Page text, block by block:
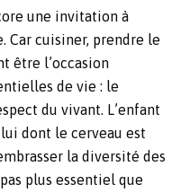
une invitation à
Car cuisiner, prendre le
être l’occasion
de vie : le
du vivant. L’enfant
dont le cerveau est
la diversité des
plus essentiel que